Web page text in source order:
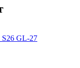
S26 GL-27